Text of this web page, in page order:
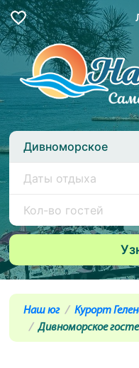
Дивноморское
Наш юг Курорт
Дивноморское